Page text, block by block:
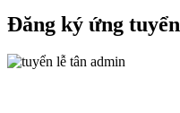
Đăng ký ứng tuyển